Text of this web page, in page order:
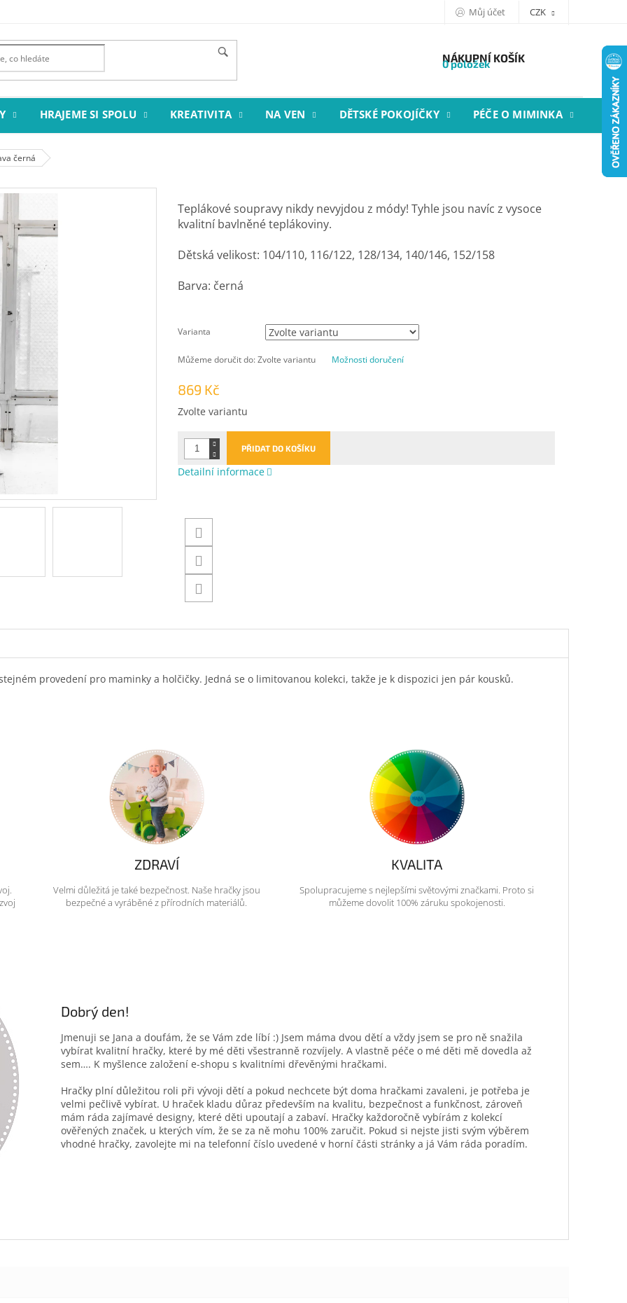
Můj účet CZK
NÁKUPNÍ KOŠÍK
0 položek
HRAJEME SI SPOLU KREATIVITA NA VEN DĚTSKÉ POKOJÍČKY PÉČE O MIMINKA
černá
869 Kč
Měrná
Zvolte variantu
Varianta
Můžeme doručit do:Zvolte variantu Možnosti doručení
PŘIDAT DO KOŠÍKU
Teplákové soupravy nikdy nevyjdou z módy! Tyhle jsou navíc z vysoce
kvalitní bavlněné teplákoviny.
Dětská velikost: 104/110, 116/122, 128/134, 140/146, 152/158
Barva: černá
Detailní informace
provedení pro maminky a holčičky. Jedná se o limitovanou kolekci, takže je k dispozici jen pár kousků.
ZDRAVÍ
Velmi důležitá je také bezpečnost. Naše hračky jsou
bezpečné a vyráběné z přírodních materiálů.
KVALITA
Spolupracujeme s nejlepšími světovými značkami. Proto si
můžeme dovolit 100% záruku spokojenosti.
Dobrý den!
Jmenuji se Jana a doufám, že se Vám zde líbí :) Jsem máma dvou dětí a vždy jsem se pro ně snažila
vybírat kvalitní hračky, které by mé děti všestranně rozvíjely. A vlastně péče o mé děti mě dovedla až
sem…. K myšlence založení e-shopu s kvalitními dřevěnými hračkami.
Hračky plní důležitou roli při vývoji dětí a pokud nechcete být doma hračkami zavaleni, je potřeba je
velmi pečlivě vybírat. U hraček kladu důraz především na kvalitu, bezpečnost a funkčnost, zároveň
mám ráda zajímavé designy, které děti upoutají a zabaví. Hračky každoročně vybírám z kolekcí
ověřených značek, u kterých vím, že se za ně mohu 100% zaručit. Pokud si nejste jisti svým výběrem
vhodné hračky, zavolejte mi na telefonní číslo uvedené v horní části stránky a já Vám ráda poradím.